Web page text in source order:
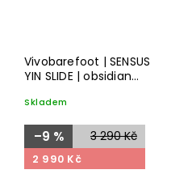
Vivobarefoot | SENSUS
YIN SLIDE | obsidian
Skladem
3 290 Kč
–9 %
2 990 Kč